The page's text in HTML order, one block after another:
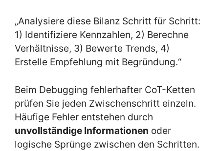
„Analysiere diese Bilanz Schritt für Schritt:
1) Identifiziere Kennzahlen, 2) Berechne
Verhältnisse, 3) Bewerte Trends, 4)
Erstelle Empfehlung mit Begründung.“
Beim Debugging fehlerhafter CoT-Ketten
prüfen Sie jeden Zwischenschritt einzeln.
Häufige Fehler entstehen durch
unvollständige Informationen oder
logische Sprünge zwischen den Schritten.